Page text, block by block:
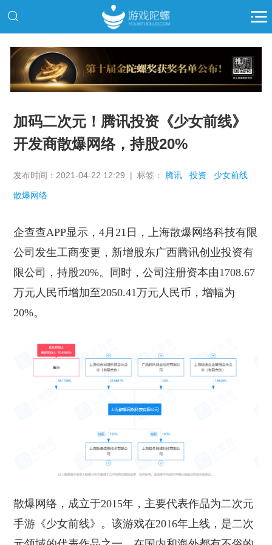
推广
加码二次元！腾讯投资《少女前线》
开发商散爆网络，持股20%
发布时间：2021-04-22 12:29 | 标签： 腾讯 投资 少女前线
散爆网络
企查查APP显示，4月21日，上海散爆网络科技有限
公司发生工商变更，新增股东广西腾讯创业投资有
限公司，持股20%。同时，公司注册资本由1708.67
万元人民币增加至2050.41万元人民币，增幅为
20%。
散爆网络 ， 成立于2015年，主要代表作品为二次元
手游《少女前线》。该游戏在2016年上线，是二次